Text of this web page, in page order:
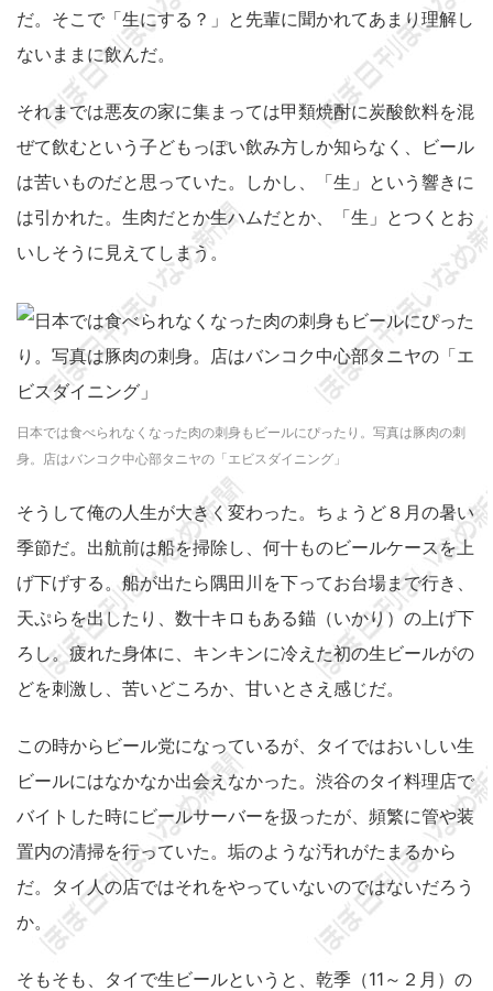
だ。そこで「生にする？」と先輩に聞かれてあまり理解し
ないままに飲んだ。
それまでは悪友の家に集まっては甲類焼酎に炭酸飲料を混
ぜて飲むという子どもっぽい飲み方しか知らなく、ビール
は苦いものだと思っていた。しかし、「生」という響きに
は引かれた。生肉だとか生ハムだとか、「生」とつくとお
いしそうに見えてしまう。
日本では食べられなくなった肉の刺身もビールにぴったり。写真は豚肉の刺
身。店はバンコク中心部タニヤの「エビスダイニング」
そうして俺の人生が大きく変わった。ちょうど８月の暑い
季節だ。出航前は船を掃除し、何十ものビールケースを上
げ下げする。船が出たら隅田川を下ってお台場まで行き、
天ぷらを出したり、数十キロもある錨（いかり）の上げ下
ろし。疲れた身体に、キンキンに冷えた初の生ビールがの
どを刺激し、苦いどころか、甘いとさえ感じだ。
この時からビール党になっているが、タイではおいしい生
ビールにはなかなか出会えなかった。渋谷のタイ料理店で
バイトした時にビールサーバーを扱ったが、頻繁に管や装
置内の清掃を行っていた。垢のような汚れがたまるから
だ。タイ人の店ではそれをやっていないのではないだろう
か。
そもそも、タイで生ビールというと、乾季（11～２月）の